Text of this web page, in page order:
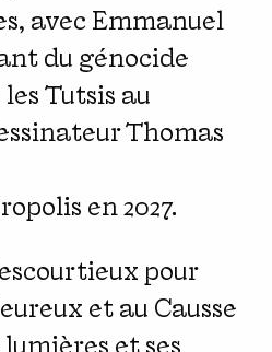
avec Emmanuel
du génocide
Tutsis au
Thomas
en 2027.
pour
et au Causse
et ses